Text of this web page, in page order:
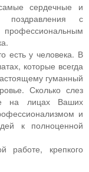
сердечные и
поздравления с
есть у человека. В
которые всегда
гуманный
Сколько слез
на лицах Ваших
и
к полноценной
работе, крепкого